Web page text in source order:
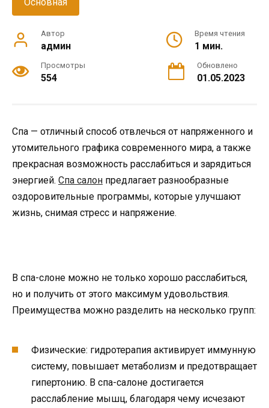
Автор
админ
Время чтения
1 мин.
Просмотры
554
Обновлено
01.05.2023
Спа — отличный способ отвлечься от напряженного и
утомительного графика современного мира, а также
прекрасная возможность расслабиться и зарядиться
энергией. Спа салон предлагает разнообразные
оздоровительные программы, которые улучшают
жизнь, снимая стресс и напряжение.
В спа-слоне можно не только хорошо расслабиться,
но и получить от этого максимум удовольствия.
Преимущества можно разделить на несколько групп:
Физические: гидротерапия активирует иммунную
систему, повышает метаболизм и предотвращает
гипертонию. В спа-салоне достигается
расслабление мышц, благодаря чему исчезают